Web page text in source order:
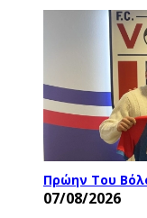
Πρώην Του
07/08/2026